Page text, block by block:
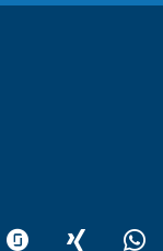
glassdoorXING